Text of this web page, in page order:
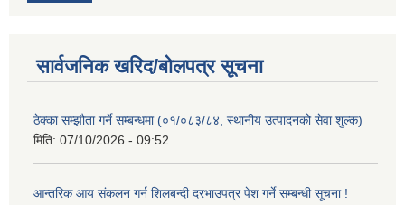
सार्वजनिक खरिद/बोलपत्र सूचना
ठेक्का सम्झौता गर्ने सम्बन्धमा (०१/०८३/८४, स्थानीय उत्पादनको सेवा शुल्क)
मिति: 07/10/2026 - 09:52
आन्तरिक आय संकलन गर्न शिलबन्दी दरभाउपत्र पेश गर्ने सम्बन्धी सूचना !